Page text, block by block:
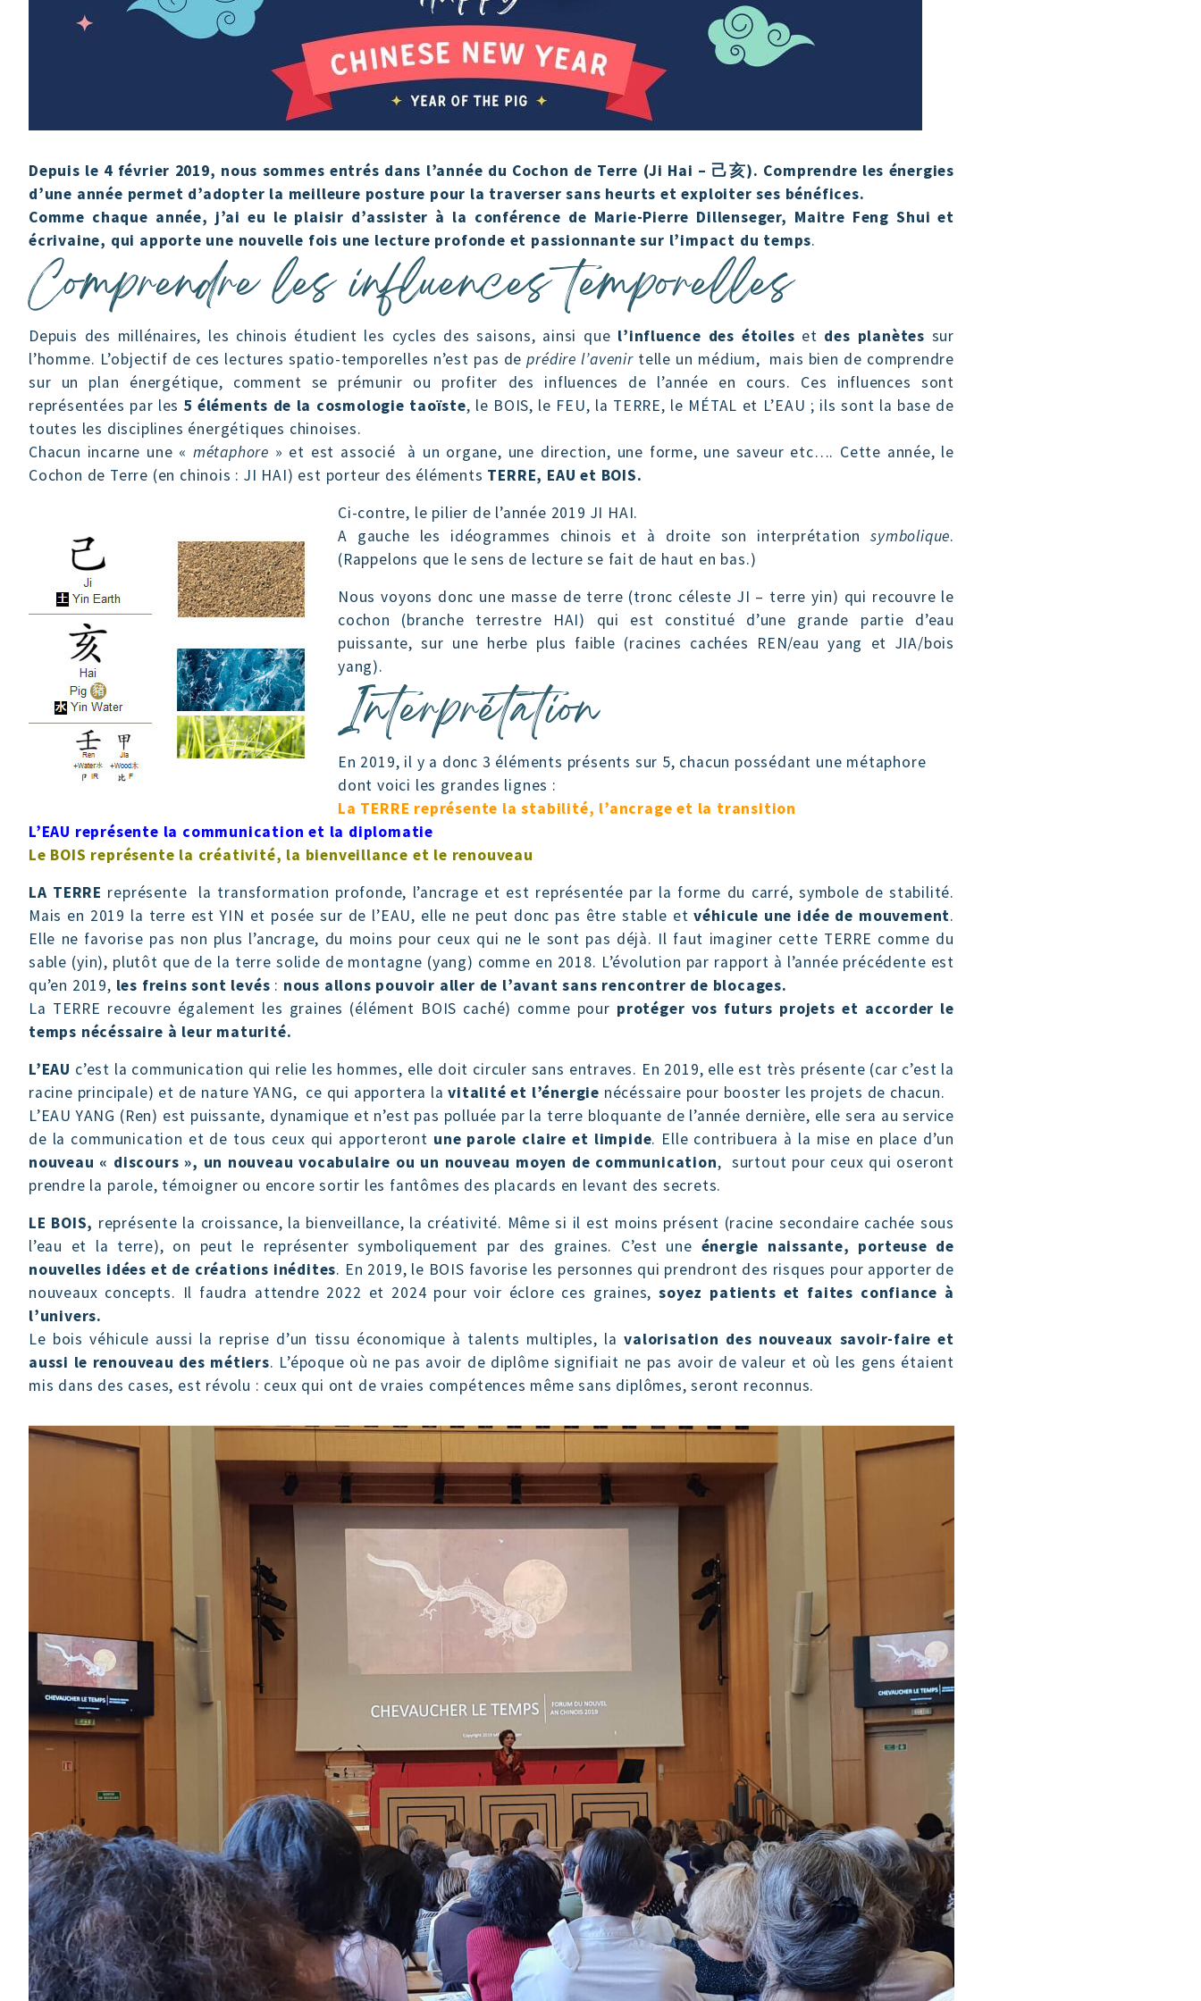
Depuis le 4 février 2019, nous sommes entrés dans l’année du Cochon de Terre (Ji Hai – 己亥). Comprendre les énergies
d’une année permet d’adopter la meilleure posture pour la traverser sans heurts et exploiter ses bénéfices.
Comme chaque année, j’ai eu le plaisir d’assister à la conférence de Marie-Pierre Dillenseger, Maitre Feng Shui et
écrivaine, qui apporte une nouvelle fois une lecture profonde et passionnante sur l’impact du temps.
Comprendre les influences temporelles
Depuis des millénaires, les chinois étudient les cycles des saisons, ainsi que l’influence des étoiles et des planètes sur
l’homme. L’objectif de ces lectures spatio-temporelles n’est pas de prédire l’avenirtelle un médium, mais bien de comprendre
sur un plan énergétique, comment se prémunir ou profiter des influences de l’année en cours. Ces influences sont
représentées par les 5 éléments de la cosmologie taoïste, le BOIS, le FEU, la TERRE, le MÉTAL et L’EAU ; ils sont la base de
toutes les disciplines énergétiques chinoises.
Chacun incarne une « métaphore » et est associé à un organe, une direction, une forme, une saveur etc…. Cette année, le
Cochon de Terre (en chinois : JI HAI) est porteur des éléments TERRE, EAU et BOIS.
Ci-contre, le pilier de l’année 2019 JI HAI.
A gauche les idéogrammes chinois et à droite son interprétationsymbolique.
(Rappelons que le sens de lecture se fait de haut en bas.)
Nous voyons donc une masse de terre (tronc céleste JI – terre yin) qui recouvre le
cochon (branche terrestre HAI) qui est constitué d’une grande partie d’eau
puissante, sur une herbe plus faible (racines cachées REN/eau yang et JIA/bois
yang).
Interprétation
En 2019, il y a donc 3 éléments présents sur 5, chacun possédant une métaphore
dont voici les grandes lignes :
La TERRE représente la stabilité, l’ancrage et la transition
L’EAU représente la communication et la diplomatie
Le BOIS représente la créativité, la bienveillance et le renouveau
LA TERRE représente la transformation profonde, l’ancrage et est représentée par la forme du carré, symbole de stabilité.
Mais en 2019 la terre est YIN et posée sur de l’EAU, elle ne peut donc pas être stable etvéhicule une idée de mouvement.
Elle ne favorise pas non plus l’ancrage, du moins pour ceux qui ne le sont pas déjà. Il faut imaginer cette TERRE comme du
sable (yin), plutôt que de la terre solide de montagne (yang) comme en 2018. L’évolution par rapport à l’année précédente est
qu’en 2019, les freins sont levés : nous allons pouvoir aller de l’avant sans rencontrer de blocages.
La TERRE recouvre également les graines (élément BOIS caché) comme pour protéger vos futurs projets et accorder le
temps nécéssaire à leur maturité.
L’EAU c’est la communication qui relie les hommes, elle doit circuler sans entraves. En 2019, elle est très présente (car c’est la
racine principale) et de nature YANG, ce qui apportera lavitalité et l’énergie nécéssaire pour booster les projets de chacun.
L’EAU YANG (Ren) est puissante, dynamique et n’est pas polluée par la terre bloquante de l’année dernière, elle sera au service
de la communication et de tous ceux qui apporteront une parole claire et limpide. Elle contribuera à la mise en place d’un
nouveau « discours », un nouveau vocabulaire ou un nouveau moyen de communication, surtout pour ceux qui oseront
prendre la parole, témoigner ou encore sortir les fantômes des placards en levant des secrets.
LE BOIS, représente la croissance, la bienveillance, la créativité. Même si il est moins présent (racine secondaire cachée sous
l’eau et la terre), on peut le représenter symboliquement par des graines. C’est une énergie naissante, porteuse de
nouvelles idées et de créations inédites. En 2019, le BOIS favorise les personnes qui prendront des risques pour apporter de
nouveaux concepts. Il faudra attendre 2022 et 2024 pour voir éclore ces graines,soyez patients et faites confiance à
l’univers.
Le bois véhicule aussi la reprise d’un tissu économique à talents multiples, lavalorisation des nouveaux savoir-faire et
aussi le renouveau des métiers. L’époque où ne pas avoir de diplôme signifiait ne pas avoir de valeur et où les gens étaient
mis dans des cases, est révolu : ceux qui ont de vraies compétences même sans diplômes, seront reconnus.